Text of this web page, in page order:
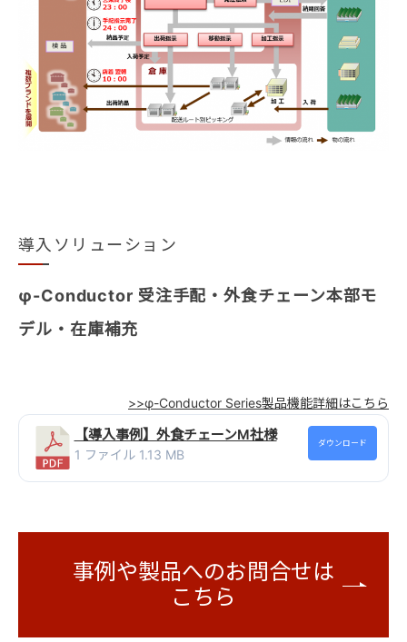
導入ソリューション
φ-Conductor 受注手配・外食チェーン本部モ
デル・在庫補充
>>φ-Conductor Series製品機能詳細はこちら
【導入事例】外食チェーンM社様
1 ファイル 1.13 MB
ダウンロード
事例や製品へのお問合せは
こちら